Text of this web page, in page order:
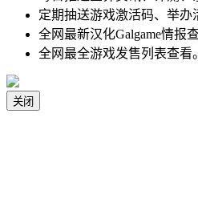
定期抽送游戏激活码、举办
全网最新汉化Galgame情报查
全网最全游戏发售列表查看。
关闭